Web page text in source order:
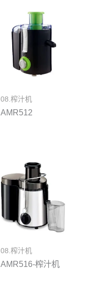
08.榨汁机
AMR512
08.榨汁机
AMR516-榨汁机